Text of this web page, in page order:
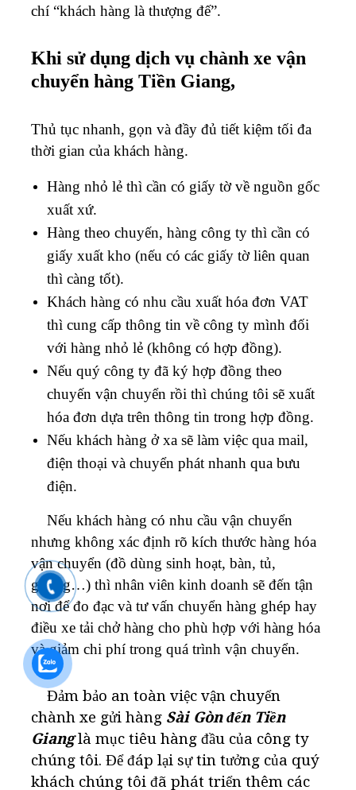
chí “khách hàng là thượng đế”.
Khi sử dụng dịch vụ chành xe vận
chuyển hàng Tiền Giang,
Thủ tục nhanh, gọn và đầy đủ tiết kiệm tối đa
thời gian của khách hàng.
Hàng nhỏ lẻ thì cần có giấy tờ về nguồn gốc
xuất xứ.
Hàng theo chuyến, hàng công ty thì cần có
giấy xuất kho (nếu có các giấy tờ liên quan
thì càng tốt).
Khách hàng có nhu cầu xuất hóa đơn VAT
thì cung cấp thông tin về công ty mình đối
với hàng nhỏ lẻ (không có hợp đồng).
Nếu quý công ty đã ký hợp đồng theo
chuyến vận chuyển rồi thì chúng tôi sẽ xuất
hóa đơn dựa trên thông tin trong hợp đồng.
Nếu khách hàng ở xa sẽ làm việc qua mail,
điện thoại và chuyển phát nhanh qua bưu
điện.
Nếu khách hàng có nhu cầu vận chuyển
nhưng không xác định rõ kích thước hàng hóa
vận chuyển (đồ dùng sinh hoạt, bàn, tủ,
gường…) thì nhân viên kinh doanh sẽ đến tận
nơi để đo đạc và tư vấn chuyển hàng ghép hay
điều xe tải chở hàng cho phù hợp với hàng hóa
và giảm chi phí trong quá trình vận chuyển.
Đảm bảo an toàn việc vận chuyển
chành xe gửi hàng Sài Gòn đến Tiền
Gianglà mục tiêu hàng đầu của công ty
chúng tôi. Để đáp lại sự tin tưởng của quý
khách chúng tôi đã phát triển thêm các